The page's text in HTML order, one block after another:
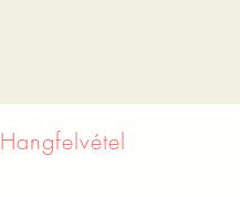
Hangfelvétel